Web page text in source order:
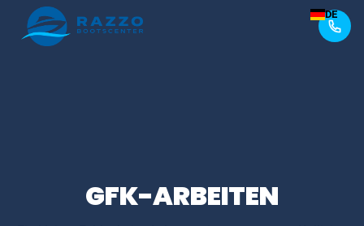
GFK-ARBEITEN
DE